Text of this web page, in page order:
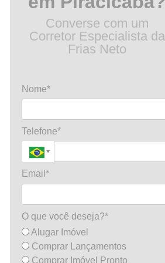
Converse com um
Corretor Especialista da
Frias Neto
Nome*
Telefone*
Email*
O que você deseja?*
Alugar Imóvel
Comprar Lançamentos
Comprar Imóvel Pronto